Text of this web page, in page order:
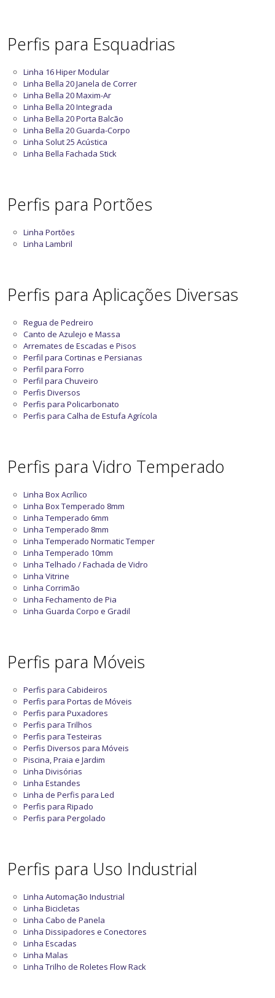
Perfis para Esquadrias
Linha 16 Hiper Modular
Linha Bella 20 Janela de Correr
Linha Bella 20 Maxim-Ar
Linha Bella 20 Integrada
Linha Bella 20 Porta Balcão
Linha Bella 20 Guarda-Corpo
Linha Solut 25 Acústica
Linha Bella Fachada Stick
Perfis para Portões
Linha Portões
Linha Lambril
Perfis para Aplicações Diversas
Regua de Pedreiro
Canto de Azulejo e Massa
Arremates de Escadas e Pisos
Perfil para Cortinas e Persianas
Perfil para Forro
Perfil para Chuveiro
Perfis Diversos
Perfis para Policarbonato
Perfis para Calha de Estufa Agrícola
Perfis para Vidro Temperado
Linha Box Acrílico
Linha Box Temperado 8mm
Linha Temperado 6mm
Linha Temperado 8mm
Linha Temperado Normatic Temper
Linha Temperado 10mm
Linha Telhado / Fachada de Vidro
Linha Vitrine
Linha Corrimão
Linha Fechamento de Pia
Linha Guarda Corpo e Gradil
Perfis para Móveis
Perfis para Cabideiros
Perfis para Portas de Móveis
Perfis para Puxadores
Perfis para Trilhos
Perfis para Testeiras
Perfis Diversos para Móveis
Piscina, Praia e Jardim
Linha Divisórias
Linha Estandes
Linha de Perfis para Led
Perfis para Ripado
Perfis para Pergolado
Perfis para Uso Industrial
Linha Automação Industrial
Linha Bicicletas
Linha Cabo de Panela
Linha Dissipadores e Conectores
Linha Escadas
Linha Malas
Linha Trilho de Roletes Flow Rack